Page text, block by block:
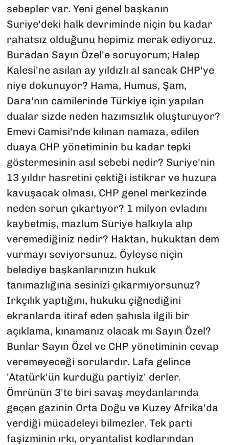
sebepler var. Yeni genel başkanın
Suriye'deki halk devriminde niçin bu kadar
rahatsız olduğunu hepimiz merak ediyoruz.
Buradan Sayın Özel'e soruyorum; Halep
Kalesi'ne asılan ay yıldızlı al sancak CHP'ye
niye dokunuyor? Hama, Humus, Şam,
Dara'nın camilerinde Türkiye için yapılan
dualar sizde neden hazımsızlık oluşturuyor?
Emevi Camisi'nde kılınan namaza, edilen
duaya CHP yönetiminin bu kadar tepki
göstermesinin asıl sebebi nedir? Suriye'nin
13 yıldır hasretini çektiği istikrar ve huzura
kavuşacak olması, CHP genel merkezinde
neden sorun çıkartıyor? 1 milyon evladını
kaybetmiş, mazlum Suriye halkıyla alıp
veremediğiniz nedir? Haktan, hukuktan dem
vurmayı seviyorsunuz. Öyleyse niçin
belediye başkanlarınızın hukuk
tanımazlığına sesinizi çıkarmıyorsunuz?
Irkçılık yaptığını, hukuku çiğnediğini
ekranlarda itiraf eden şahısla ilgili bir
açıklama, kınamanız olacak mı Sayın Özel?
Bunlar Sayın Özel ve CHP yönetiminin cevap
veremeyeceği sorulardır. Lafa gelince
'Atatürk'ün kurduğu partiyiz' derler.
Ömrünün 3'te biri savaş meydanlarında
geçen gazinin Orta Doğu ve Kuzey Afrika'da
verdiği mücadeleyi bilmezler. Tek parti
faşizminin ırkı, oryantalist kodlarından